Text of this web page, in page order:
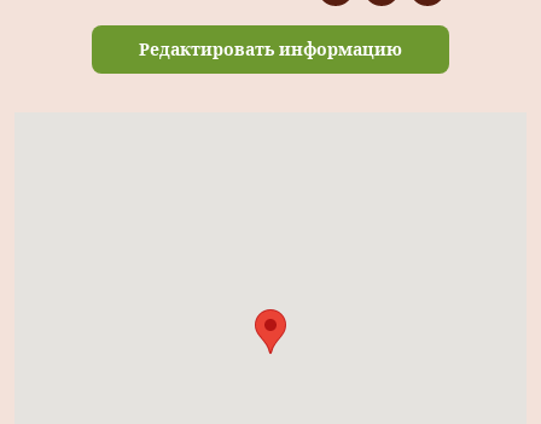
Редактировать информацию